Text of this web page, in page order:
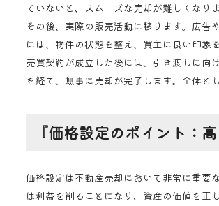
ていないと、スムーズな売却が難しくなりま
その後、実際の販売活動に移ります。広告
には、物件の状態を整え、買主に良い印象
売買契約が成立した後には、引き渡しに
を経て、無事に売却が完了します。全体と
『価格設定のポイント：
価格設定は不動産売却において非常に重要
は利益を削ることになり、資産の価値を正